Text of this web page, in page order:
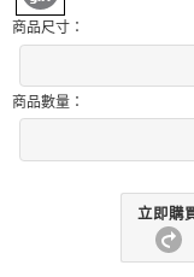
商品尺寸：
商品數量：
立即購